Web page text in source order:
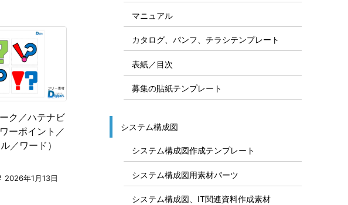
ク／ハテナビ
ーポイント／
／ワード）
2026年1月13日
マニュアル
カタログ、パンフ、チラシテンプレート
表紙／目次
募集の貼紙テンプレート
システム構成図
システム構成図作成テンプレート
システム構成図用素材パーツ
システム構成図、IT関連資料作成素材